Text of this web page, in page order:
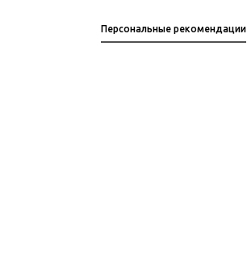
Персональные рекомендации